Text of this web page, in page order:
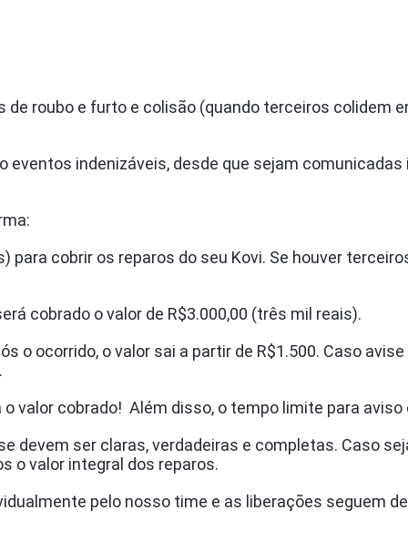
roubo e furto e colisão (quando terceiros colidem
eventos indenizáveis, desde que sejam
para cobrir os reparos do seu Kovi. Se houver
cobrado o valor de R$3.000,00 (três mil reais).
o ocorrido, o valor sai a partir de R$1.500. Caso
valor cobrado! Além disso, o tempo limite para aviso
devem ser claras, verdadeiras e completas. Caso
o valor integral dos reparos.
pelo nosso time e as liberações seguem